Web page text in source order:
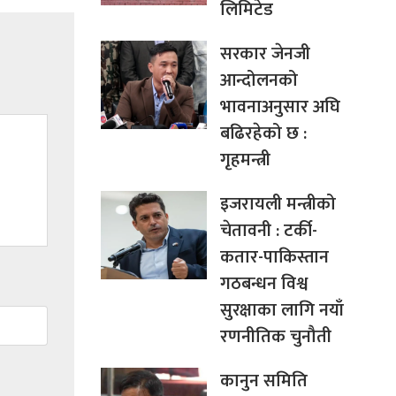
लिमिटेड
सरकार जेनजी
आन्दोलनको
भावनाअनुसार अघि
बढिरहेको छ :
गृहमन्त्री
इजरायली मन्त्रीको
चेतावनी : टर्की-
कतार-पाकिस्तान
गठबन्धन विश्व
सुरक्षाका लागि नयाँ
रणनीतिक चुनौती
कानुन समिति